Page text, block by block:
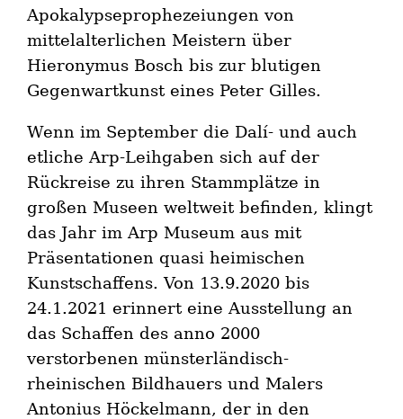
Apokalypseprophezeiungen von
mittelalterlichen Meistern über
Hieronymus Bosch bis zur blutigen
Gegenwartkunst eines Peter Gilles.
Wenn im September die Dalí- und auch
etliche Arp-Leihgaben sich auf der
Rückreise zu ihren Stammplätze in
großen Museen weltweit befinden, klingt
das Jahr im Arp Museum aus mit
Präsentationen quasi heimischen
Kunstschaffens. Von 13.9.2020 bis
24.1.2021 erinnert eine Ausstellung an
das Schaffen des anno 2000
verstorbenen münsterländisch-
rheinischen Bildhauers und Malers
Antonius Höckelmann, der in den